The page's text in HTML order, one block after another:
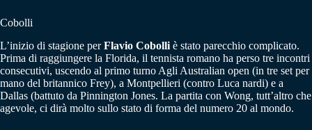
Cobolli
L’inizio di stagione perFlavio Cobolli è stato parecchio complicato.
Prima di raggiungere la Florida, il tennista romano ha perso tre incontri
consecutivi, uscendo al primo turno Agli Australian open (in tre set per
mano del britannico Frey), a Montpellieri (contro Luca nardi) e a
Dallas (battuto da Pinnington Jones. La partita con Wong, tutt’altro che
agevole, ci dirà molto sullo stato di forma del numero 20 al mondo.